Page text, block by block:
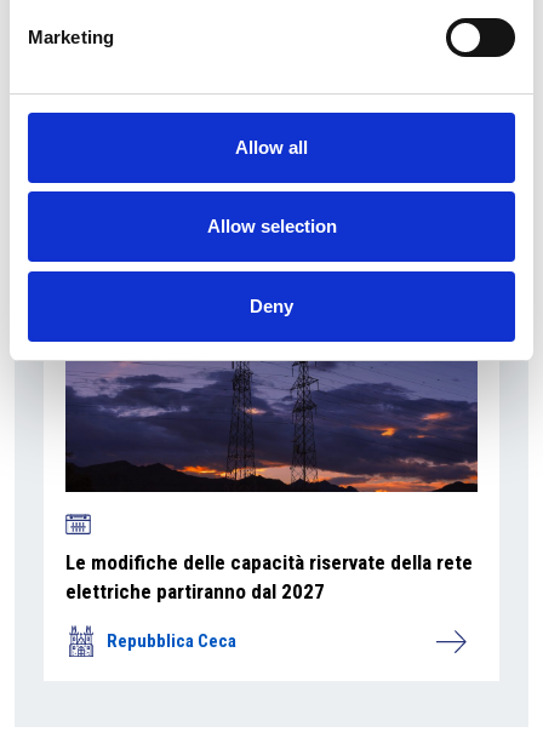
Marketing
Allow all
Allow selection
Deny
primo semestre
Overview Economica
Repubblica Ceca
Le modifiche delle capacità riservate della rete
elettriche partiranno dal 2027
Repubblica Ceca